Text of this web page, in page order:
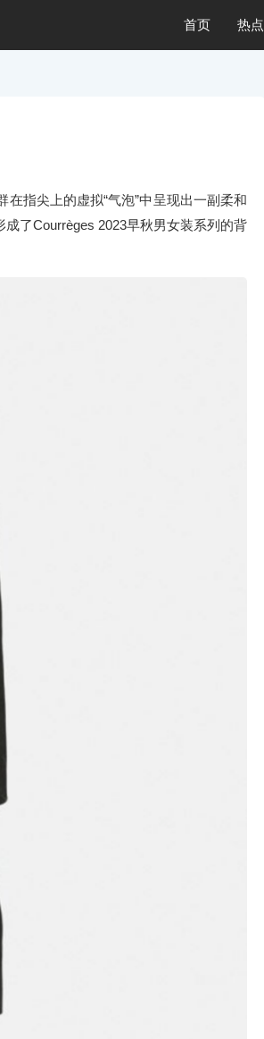
首页 热点
指尖上的虚拟“⽓泡”中呈现出⼀副柔和
了Courrèges 2023早秋男⼥装系列的背